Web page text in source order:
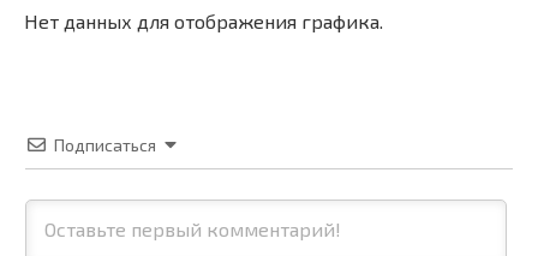
Нет данных для отображения графика.
Подписаться